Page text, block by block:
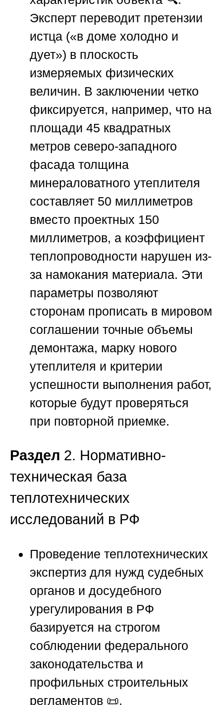
Эксперт переводит претензии
истца («в доме холодно и
дует») в плоскость
измеряемых физических
величин. В заключении четко
фиксируется, например, что на
площади 45 квадратных
метров северо-западного
фасада толщина
минераловатного утеплителя
составляет 50 миллиметров
вместо проектных 150
миллиметров, а коэффициент
теплопроводности нарушен из-
за намокания материала. Эти
параметры позволяют
сторонам прописать в мировом
соглашении точные объемы
демонтажа, марку нового
утеплителя и критерии
успешности выполнения работ,
которые будут проверяться
при повторной приемке.
Раздел 2. Нормативно-
техническая база
теплотехнических
исследований в РФ
Проведение теплотехнических
экспертиз для нужд судебных
органов и досудебного
урегулирования в РФ
базируется на строгом
соблюдении федерального
законодательства и
профильных строительных
регламентов 📜.